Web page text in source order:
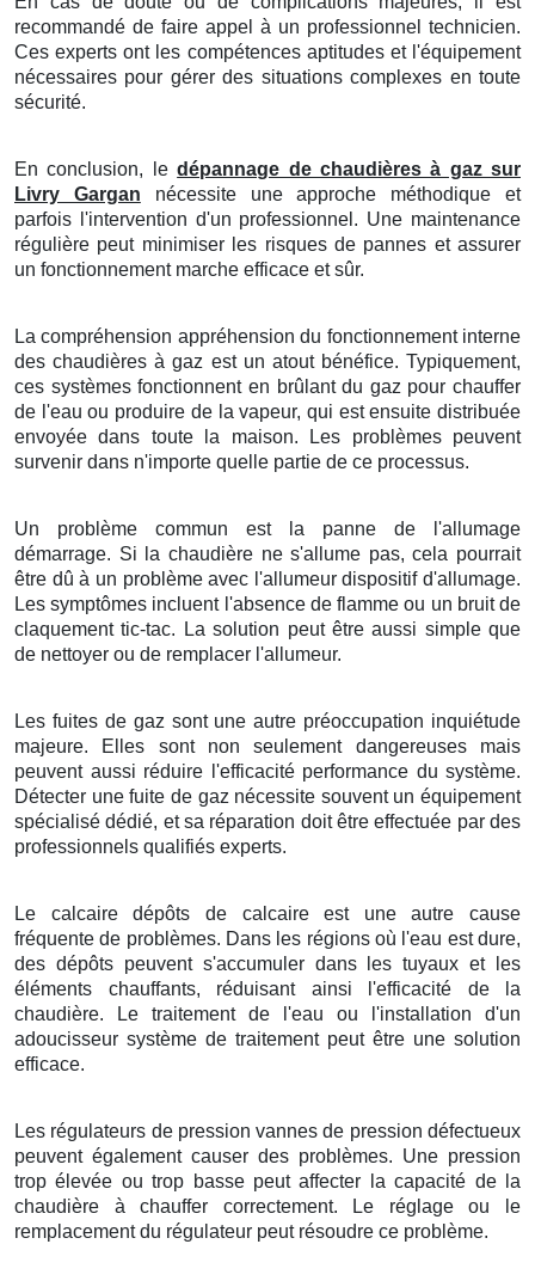
recommandé de faire appel à un professionnel technicien.
Ces experts ont les compétences aptitudes et l'équipement
nécessaires pour gérer des situations complexes en toute
sécurité.
En conclusion, ledépannage de chaudières à gaz sur
Livry Gargan nécessite une approche méthodique et
parfois l'intervention d'un professionnel. Une maintenance
régulière peut minimiser les risques de pannes et assurer
un fonctionnement marche efficace et sûr.
La compréhension appréhension du fonctionnement interne
des chaudières à gaz est un atout bénéfice. Typiquement,
ces systèmes fonctionnent en brûlant du gaz pour chauffer
de l'eau ou produire de la vapeur, qui est ensuite distribuée
envoyée dans toute la maison. Les problèmes peuvent
survenir dans n'importe quelle partie de ce processus.
Un problème commun est la panne de l'allumage
démarrage. Si la chaudière ne s'allume pas, cela pourrait
être dû à un problème avec l'allumeur dispositif d'allumage.
Les symptômes incluent l'absence de flamme ou un bruit de
claquement tic-tac. La solution peut être aussi simple que
de nettoyer ou de remplacer l'allumeur.
Les fuites de gaz sont une autre préoccupation inquiétude
majeure. Elles sont non seulement dangereuses mais
peuvent aussi réduire l'efficacité performance du système.
Détecter une fuite de gaz nécessite souvent un équipement
spécialisé dédié, et sa réparation doit être effectuée par des
professionnels qualifiés experts.
Le calcaire dépôts de calcaire est une autre cause
fréquente de problèmes. Dans les régions où l'eau est dure,
des dépôts peuvent s'accumuler dans les tuyaux et les
éléments chauffants, réduisant ainsi l'efficacité de la
chaudière. Le traitement de l'eau ou l'installation d'un
adoucisseur système de traitement peut être une solution
efficace.
Les régulateurs de pression vannes de pression défectueux
peuvent également causer des problèmes. Une pression
trop élevée ou trop basse peut affecter la capacité de la
chaudière à chauffer correctement. Le réglage ou le
remplacement du régulateur peut résoudre ce problème.